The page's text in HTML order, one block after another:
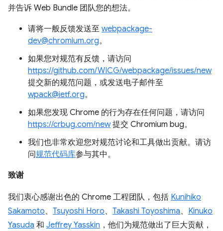
并告诉 Web Bundle 团队您的想法。
请将一般反馈发送至 webpackage-
dev@chromium.org。
如果您对规范有反馈，请访问
https://github.com/WICG/webpackage/issues/new
提交新的规范问题，或发送电子邮件至
wpack@ietf.org。
如果您发现 Chrome 的行为存在任何问题，请访问
https://crbug.com/new提交 Chromium bug。
我们也非常欢迎您对规范讨论和工具做出贡献。请访
问规范代码库参与其中。
致谢
我们衷心感谢出色的 Chrome 工程团队，包括 Kunihiko
Sakamoto、 Tsuyoshi Horo、 Takashi Toyoshima、 Kinuko
Yasuda 和 Jeffrey Yasskin ，他们为规范做出了巨大贡献，